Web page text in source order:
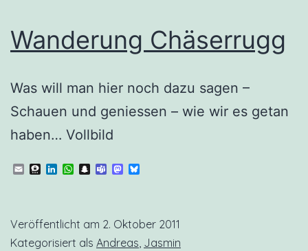
Wanderung Chäserrugg
Was will man hier noch dazu sagen –
Schauen und geniessen – wie wir es getan
haben… Vollbild
EmailThreema
LinkedIn
WhatsApp
Snapchat
TeamsMastodon
Veröffentlicht am 2. Oktober 2011
Kategorisiert als Andreas Jasmin